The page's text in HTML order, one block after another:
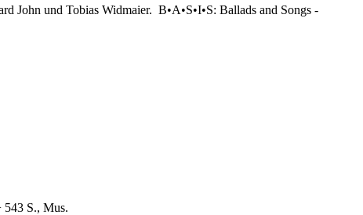
John und Tobias Widmaier. B•A•S•I•S: Ballads and Songs -
S., Mus.